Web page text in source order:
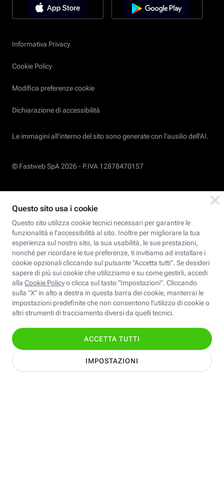
Informativa Privacy
Cookie Policy
Modifica preferenze cookie
Dichiarazione di accessibilità
Le immagini all’interno del sito sono generate con l'ausilio dell'AI.
© Fastweb SpA 2026 - P.IVA 12878470157